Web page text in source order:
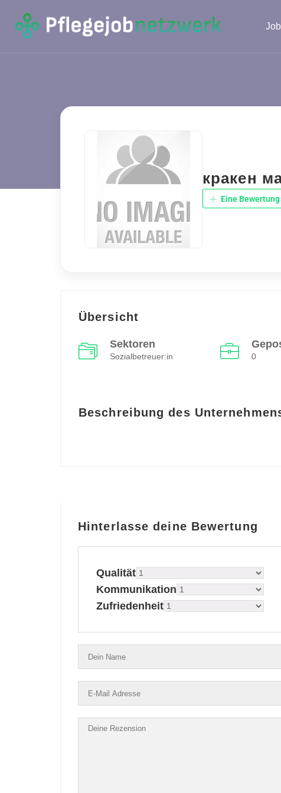
кракен
Eine
Übersicht
Sektoren
Sozialbetreuer:in 0
Beschreibung des
Hinterlasse deine Bewertung
Qualität
Kommunikation
Zufriedenheit